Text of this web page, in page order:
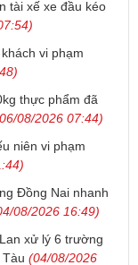
tài xế xe đầu kéo
vi phạm
thực phẩm đã
08/2026 07:44)
niên vi phạm
Đồng Nai nhanh
08/2026 16:49)
xử lý 6 trường
(04/08/2026